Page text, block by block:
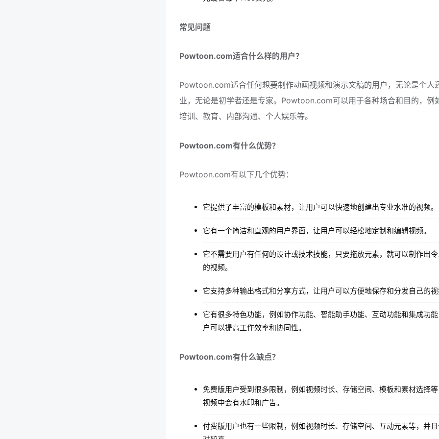
常见问题
Powtoon.com适合什么样的用户？
Powtoon.com适合任何想要制作动画视频和演示文稿的用户，无论是个人
业，无论是初学者还是专家。Powtoon.com可以用于各种场合和目的，例
培训、教育、内部沟通、个人娱乐等。
Powtoon.com有什么优势？
Powtoon.com有以下几个优势：
它提供了丰富的模板和素材，让用户可以快速地创建出专业水准的视频。
它有一个简洁和直观的用户界面，让用户可以轻松地定制和编辑视频。
它不需要用户有任何的设计或技术技能，只要拖放元素，就可以制作出
的视频。
它支持多种输出格式和分享方式，让用户可以方便地保存和分发自己的视
它有很多特色功能，例如协作功能、智能助手功能、互动功能和集成功
户可以提高工作效率和协同性。
Powtoon.com有什么缺点？
免费版用户受到很多限制，例如视频时长、存储空间、模板和素材选择等
视频中会有水印和广告。
付费版用户也有一些限制，例如视频时长、存储空间、互动元素等，并